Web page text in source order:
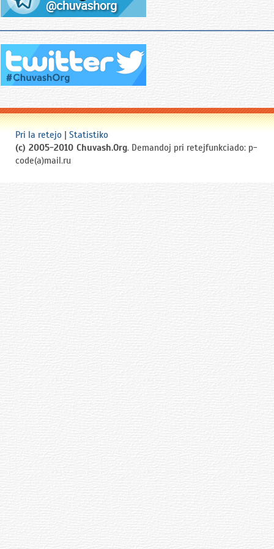
отставку с поста министра юстиции
России в знак несогласия с
Президентом РФ Борисом Ельциным
в ходе его борьбы с консервативным
Съездом народных депутатов РФ и
Верховным Советом РФ.
адвокатов.
В декабре 1993 года Федоров был
избран депутатом Госдумы РФ и
Президентом Чувашской Республики.
Pri la retejo
Statistiko
(c) 2005-2010 Chuvash.Org. Demandoj pri retejfunkciado: p-
code(a)mail.ru